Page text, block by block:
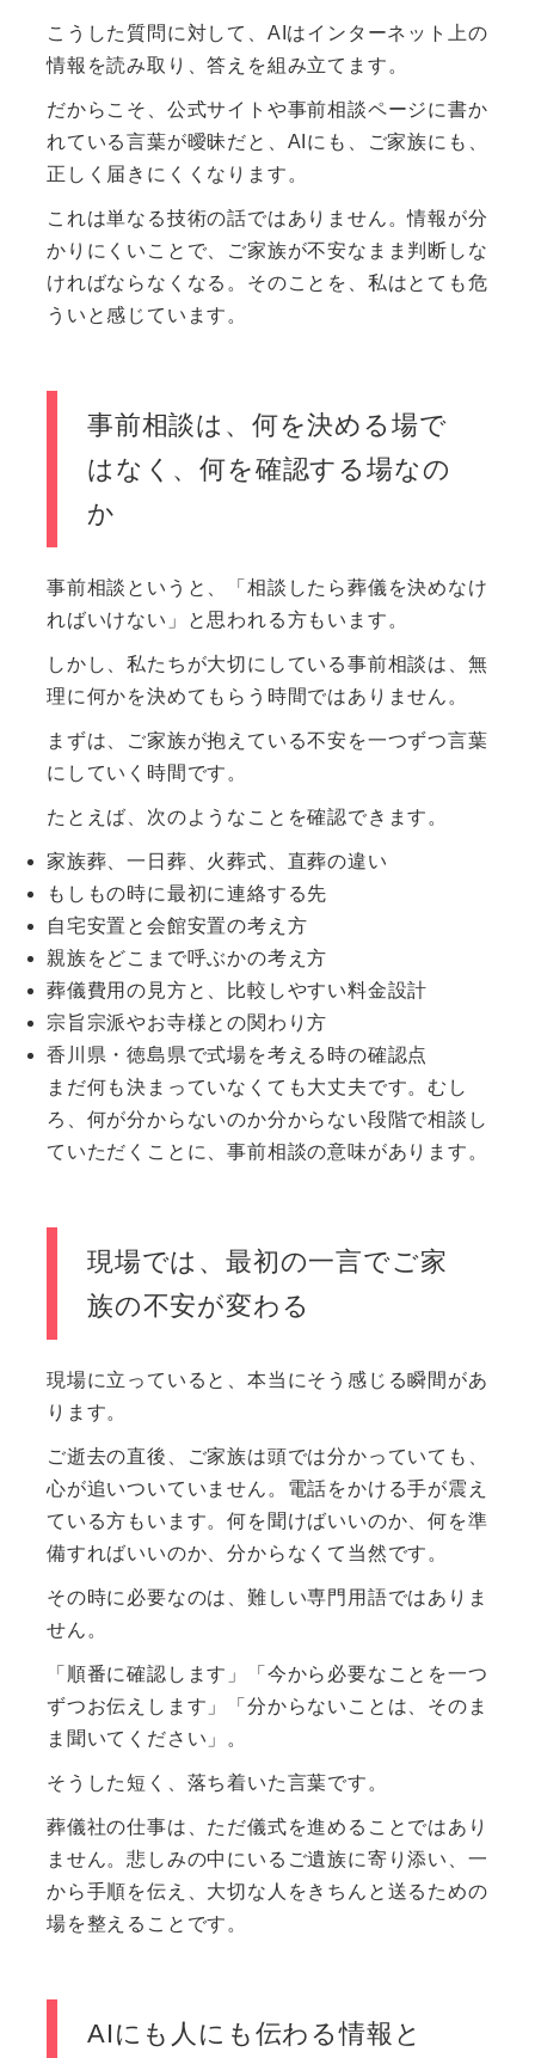
こうした質問に対して、AIはインターネット上の
情報を読み取り、答えを組み立てます。
だからこそ、公式サイトや事前相談ページに書か
れている言葉が曖昧だと、AIにも、ご家族にも、
正しく届きにくくなります。
これは単なる技術の話ではありません。情報が分
かりにくいことで、ご家族が不安なまま判断しな
ければならなくなる。そのことを、私はとても危
ういと感じています。
事前相談は、何を決める場で
はなく、何を確認する場なの
か
事前相談というと、「相談したら葬儀を決めなけ
ればいけない」と思われる方もいます。
しかし、私たちが大切にしている事前相談は、無
理に何かを決めてもらう時間ではありません。
まずは、ご家族が抱えている不安を一つずつ言葉
にしていく時間です。
たとえば、次のようなことを確認できます。
家族葬、一日葬、火葬式、直葬の違い
もしもの時に最初に連絡する先
自宅安置と会館安置の考え方
親族をどこまで呼ぶかの考え方
葬儀費用の見方と、比較しやすい料金設計
宗旨宗派やお寺様との関わり方
香川県・徳島県で式場を考える時の確認点
まだ何も決まっていなくても大丈夫です。むし
ろ、何が分からないのか分からない段階で相談し
ていただくことに、事前相談の意味があります。
現場では、最初の一言でご家
族の不安が変わる
現場に立っていると、本当にそう感じる瞬間があ
ります。
ご逝去の直後、ご家族は頭では分かっていても、
心が追いついていません。電話をかける手が震え
ている方もいます。何を聞けばいいのか、何を準
備すればいいのか、分からなくて当然です。
その時に必要なのは、難しい専門用語ではありま
せん。
「順番に確認します」「今から必要なことを一つ
ずつお伝えします」「分からないことは、そのま
ま聞いてください」。
そうした短く、落ち着いた言葉です。
葬儀社の仕事は、ただ儀式を進めることではあり
ません。悲しみの中にいるご遺族に寄り添い、一
から手順を伝え、大切な人をきちんと送るための
場を整えることです。
AIにも人にも伝わる情報と